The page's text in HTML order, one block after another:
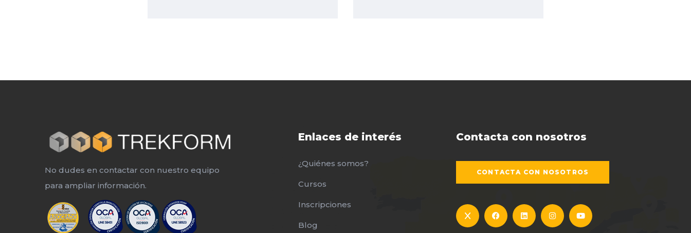
No dudes en contactar con nuestro equipo
para ampliar información.
Enlaces de interés
¿Quiénes somos?
Cursos
Inscripciones
Blog
Contacta con nosotros
CONTACTA CON NOSOTROS